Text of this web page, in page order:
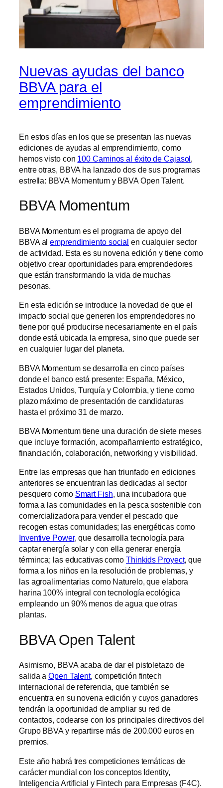
Nuevas ayudas del banco
BBVA para el
emprendimiento
En estos días en los que se presentan las nuevas
ediciones de ayudas al emprendimiento, como
hemos visto con 100 Caminos al éxito de Cajasol,
entre otras, BBVA ha lanzado dos de sus programas
estrella: BBVA Momentum y BBVA Open Talent.
BBVA Momentum
BBVA Momentum es el programa de apoyo del
BBVA alemprendimiento social en cualquier sector
de actividad. Esta es su novena edición y tiene como
objetivo crear oportunidades para emprendedores
que están transformando la vida de muchas
pesonas.
En esta edición se introduce la novedad de que el
impacto social que generen los emprendedores no
tiene por qué producirse necesariamente en el país
donde está ubicada la empresa, sino que puede ser
en cualquier lugar del planeta.
BBVA Momentum se desarrolla en cinco países
donde el banco está presente: España, México,
Estados Unidos, Turquía y Colombia, y tiene como
plazo máximo de presentación de candidaturas
hasta el próximo 31 de marzo.
BBVA Momentum tiene una duración de siete meses
que incluye formación, acompañamiento estratégico,
financiación, colaboración, networking y visibilidad.
Entre las empresas que han triunfado en ediciones
anteriores se encuentran las dedicadas al sector
pesquero como Smart Fish, una incubadora que
forma a las comunidades en la pesca sostenible con
comercializadora para vender el pescado que
recogen estas comunidades; las energéticas como
Inventive Power, que desarrolla tecnología para
captar energía solar y con ella generar energía
términca; las educativas como Thinkids Proyect, que
forma a los niños en la resolución de problemas, y
las agroalimentarias como Naturelo, que elabora
harina 100% integral con tecnología ecológica
empleando un 90% menos de agua que otras
plantas.
BBVA Open Talent
Asimismo, BBVA acaba de dar el pistoletazo de
salida aOpen Talent, competición fintech
internacional de referencia, que también se
encuentra en su novena edición y cuyos ganadores
tendrán la oportunidad de ampliar su red de
contactos, codearse con los principales directivos del
Grupo BBVA y repartirse más de 200.000 euros en
premios.
Este año habrá tres competiciones temáticas de
carácter mundial con los conceptos Identity,
Inteligencia Artificial y Fintech para Empresas (F4C).